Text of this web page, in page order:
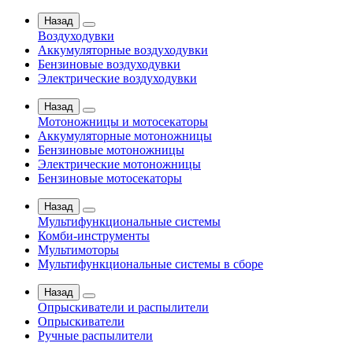
Назад
Воздуходувки
Аккумуляторные воздуходувки
Бензиновые воздуходувки
Электрические воздуходувки
Назад
Мотоножницы и мотосекаторы
Аккумуляторные мотоножницы
Бензиновые мотоножницы
Электрические мотоножницы
Бензиновые мотосекаторы
Назад
Мультифункциональные системы
Комби-инструменты
Мультимоторы
Мультифункциональные системы в сборе
Назад
Опрыскиватели и распылители
Опрыскиватели
Ручные распылители